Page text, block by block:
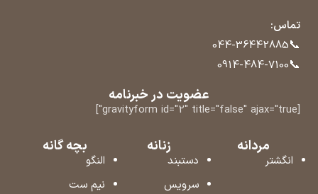
تماس:
📞
044-36442885
📞
0914-484-7100
عضویت در خبرنامه
[gravityform id="2" title="false" ajax="true"]
مردانه
انگشتر
زنانه
دستبند
سرویس
بچه گانه
النگو
نیم ست